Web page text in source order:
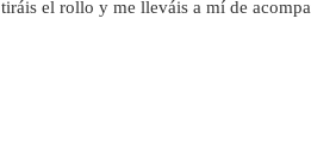
el rollo y me lleváis a mí de